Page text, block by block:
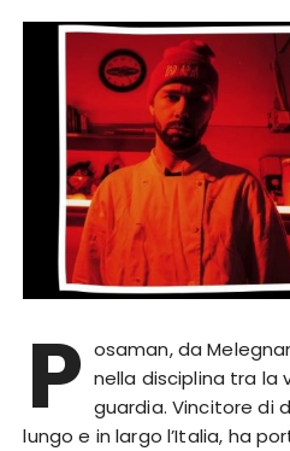
P osaman, da
nella disciplina tra la
guardia. Vincitore di
lungo e in largo l’Italia, ha